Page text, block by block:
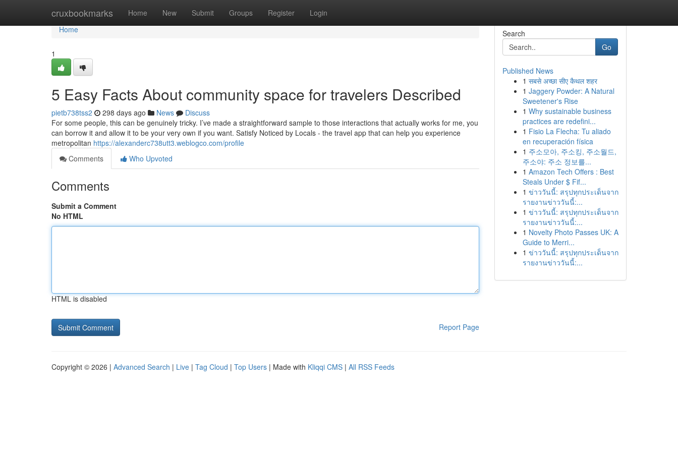
cruxbookmarks Home New Submit Groups Register Login
Home
Home
1
5 Easy Facts About community space for travelers Described
pietb738tss2 298 days ago News
Discuss
For some people, this can be genuinely tricky. I’ve made a straightforward sample to those interactions that actually works for me, you
can borrow it and allow it to be your very own if you want. Satisfy Noticed by Locals - the travel app that can help you experience
metropolitan https://alexanderc738utt3.weblogco.com/profile
Comments
Who Upvoted
Comments
Submit a Comment
No HTML
HTML is disabled
Report Page
Search
Go
Published News
1 सबसे अच्छा सीए कैथल शहर
1 Jaggery Powder: A Natural
Sweetener's Rise
1 Why sustainable business
practices are redefini...
1 Fisio La Flecha: Tu aliado
en recuperación física
1 주소모아, 주소킹, 주소월드,
주소야: 주소 정보를...
1 Amazon Tech Offers : Best
Steals Under $ Fif...
1 ข่าววันนี้: สรุปทุกประเด็นจาก
รายงานข่าววันนี้:...
1 ข่าววันนี้: สรุปทุกประเด็นจาก
รายงานข่าววันนี้:...
1 Novelty Photo Passes UK: A
Guide to Merri...
1 ข่าววันนี้: สรุปทุกประเด็นจาก
รายงานข่าววันนี้:...
Copyright © 2026 | Advanced Search | Live | Tag Cloud | Top Users | Made with Kliqqi CMS | All RSS Feeds